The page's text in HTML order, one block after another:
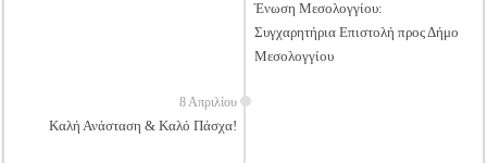
Tακτική Γενική Συνέλευση του Αγροτικού Συνεταιρισμού Μεσολογγίου-
Η περίοδος συγκομιδής της Ελιάς ξεκίνησε…με Μεγάλες Προσφορές!!
Ημερίδα: Τρέφοντας Βιώσιμα το Μέλλον: Η Δύναμη των Εντόμων
Ένωση Μεσολογγίου:
Συγχαρητήρια Επιστολή προς Δήμο
Μεσολογγίου
8 Απριλίου
Καλή Ανάσταση & Καλό Πάσχα!